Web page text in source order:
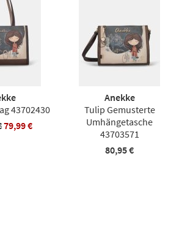
43702430
79,99 €
Anekke
Tulip Gemusterte
Umhängetasche
43703571
80,95 €